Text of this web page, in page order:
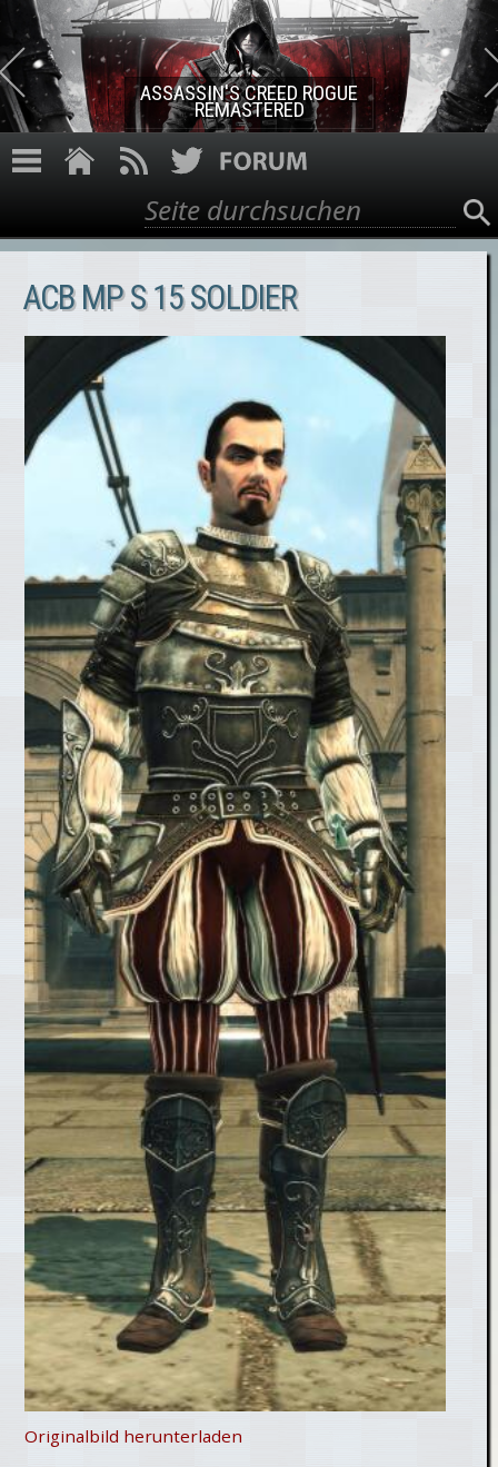
Direkt zum Inhalt
ASSASSIN'S CREED ROGUE
REMASTERED
Suchformular
Suche
ACB MP S 15 SOLDIER
Originalbild herunterladen